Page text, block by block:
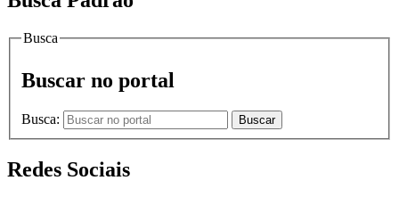
Busca
Buscar no portal
Busca: Buscar
Redes Sociais